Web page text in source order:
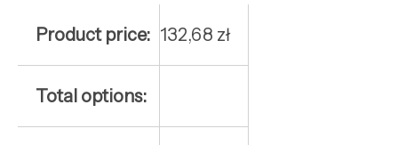
Product price: 132,68 zł
Total options: